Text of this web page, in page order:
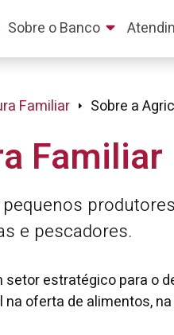
Sobre o Banco
Familiar Sobre a
Familiar
e pescadores.
estratégico para o
oferta de alimentos,